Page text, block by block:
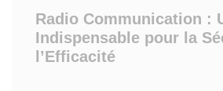
Radio Communication :
Indispensable pour la
l’Efficacité